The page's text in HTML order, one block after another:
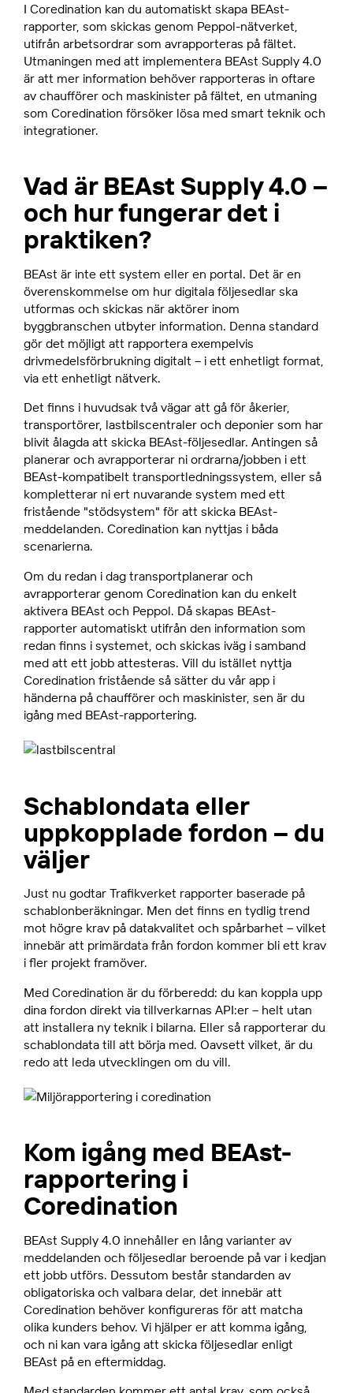
I Coredination kan du automatiskt skapa BEAst-
rapporter, som skickas genom Peppol-nätverket,
utifrån arbetsordrar som avrapporteras på fältet.
Utmaningen med att implementera BEAst Supply 4.0
är att mer information behöver rapporteras in oftare
av chaufförer och maskinister på fältet, en utmaning
som Coredination försöker lösa med smart teknik och
integrationer.
Vad är BEAst Supply 4.0 –
och hur fungerar det i
praktiken?
BEAst är inte ett system eller en portal. Det är en
överenskommelse om hur digitala följesedlar ska
utformas och skickas när aktörer inom
byggbranschen utbyter information. Denna standard
gör det möjligt att rapportera exempelvis
drivmedelsförbrukning digitalt – i ett enhetligt format,
via ett enhetligt nätverk.
Det finns i huvudsak två vägar att gå för åkerier,
transportörer, lastbilscentraler och deponier som har
blivit ålagda att skicka BEAst-följesedlar. Antingen så
planerar och avrapporterar ni ordrarna/jobben i ett
BEAst-kompatibelt transportledningssystem, eller så
kompletterar ni ert nuvarande system med ett
fristående "stödsystem" för att skicka BEAst-
meddelanden. Coredination kan nyttjas i båda
scenarierna.
Om du redan i dag transportplanerar och
avrapporterar genom Coredination kan du enkelt
aktivera BEAst och Peppol. Då skapas BEAst-
rapporter automatiskt utifrån den information som
redan finns i systemet, och skickas iväg i samband
med att ett jobb attesteras. Vill du istället nyttja
Coredination fristående så sätter du vår app i
händerna på chaufförer och maskinister, sen är du
igång med BEAst-rapportering.
Schablondata eller
uppkopplade fordon – du
väljer
Just nu godtar Trafikverket rapporter baserade på
schablonberäkningar. Men det finns en tydlig trend
mot högre krav på datakvalitet och spårbarhet – vilket
innebär att primärdata från fordon kommer bli ett krav
i fler projekt framöver.
Med Coredination är du förberedd: du kan koppla upp
dina fordon direkt via tillverkarnas API:er – helt utan
att installera ny teknik i bilarna. Eller så rapporterar du
schablondata till att börja med. Oavsett vilket, är du
redo att leda utvecklingen om du vill.
Kom igång med BEAst-
rapportering i
Coredination
BEAst Supply 4.0 innehåller en lång varianter av
meddelanden och följesedlar beroende på var i kedjan
ett jobb utförs. Dessutom består standarden av
obligatoriska och valbara delar, det innebär att
Coredination behöver konfigureras för att matcha
olika kunders behov. Vi hjälper er att komma igång,
och ni kan vara igång att skicka följesedlar enligt
BEAst på en eftermiddag.